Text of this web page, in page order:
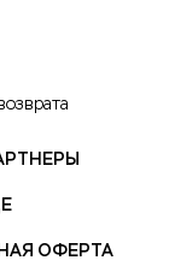
ОФЕРТА